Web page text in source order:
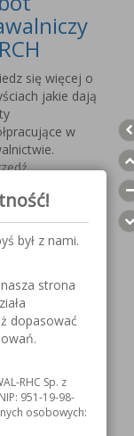
się więcej o
jakie dają
w
MOST
spawalniczej
MOST
był z nami.
strona
dopasować
RHC Sp. z
951-19-98-
osobowych: